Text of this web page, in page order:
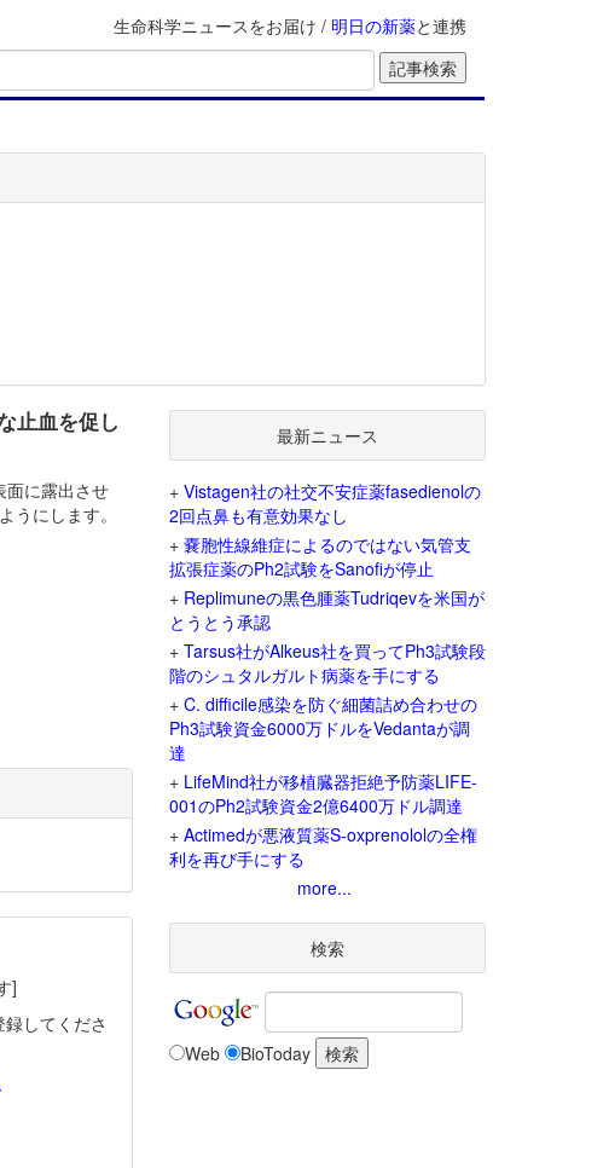
生命科学ニュースをお届け / 明日の新薬と連携
止血を促し
面に露出させ
うにします。
]
してくださ
最新ニュース
+ Vistagen社の社交不安症薬fasedienolの
2回点鼻も有意効果なし
+ 嚢胞性線維症によるのではない気管支
拡張症薬のPh2試験をSanofiが停止
+ Replimuneの黒色腫薬Tudriqevを米国が
とうとう承認
+ Tarsus社がAlkeus社を買ってPh3試験段
階のシュタルガルト病薬を手にする
+ C. difficile感染を防ぐ細菌詰め合わせの
Ph3試験資金6000万ドルをVedantaが調
達
+ LifeMind社が移植臓器拒絶予防薬LIFE-
001のPh2試験資金2億6400万ドル調達
+ Actimedが悪液質薬S-oxprenololの全権
利を再び手にする
more...
検索
Web BioToday